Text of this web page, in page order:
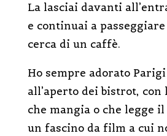
La lasciai davanti
e continuai a
cerca di un caffè.
Ho sempre adorato
all’aperto dei bistrot, con
che mangia o che legge
un fascino da film a cui